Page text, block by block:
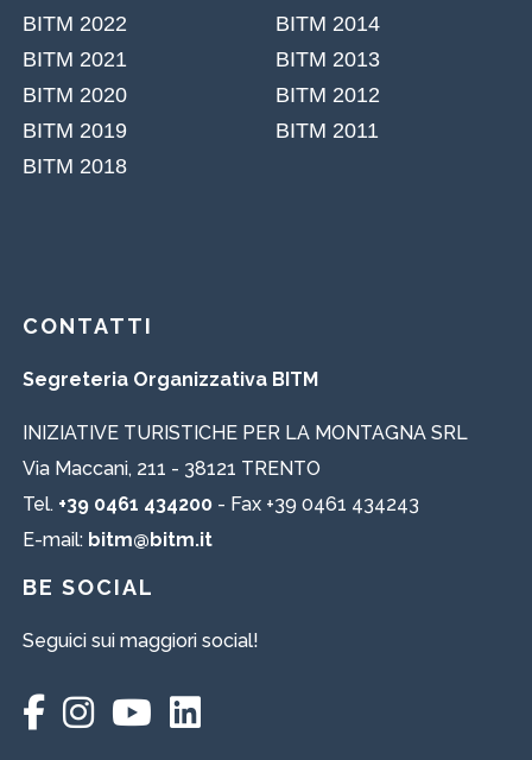
BE SOCIAL
Seguici sui maggiori social!
CONTATTI
Segreteria Organizzativa BITM
INIZIATIVE TURISTICHE PER LA MONTAGNA SRL
Via Maccani, 211 - 38121 TRENTO
Tel. +39 0461 434200- Fax +39 0461 434243
E-mail: bitm@bitm.it